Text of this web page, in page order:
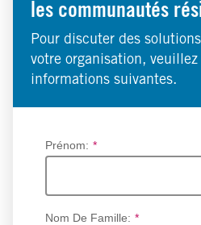
les communautés
Pour discuter des
votre organisation,
informations suivantes.
*
Prénom:
*
Nom De Famille: